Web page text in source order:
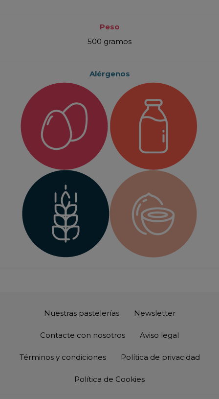
Peso
500 gramos
Alérgenos
Nuestras pastelerías Newsletter
Contacte con nosotros Aviso legal
Términos y condiciones Política de privacidad
Política de Cookies